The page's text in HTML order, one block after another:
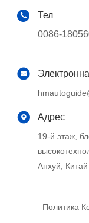
Тел
0086-
Адрес
19-й этаж,
Анхуй, Китай
Политика